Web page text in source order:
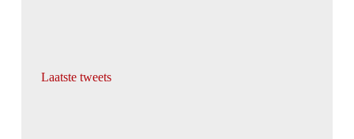
Laatste tweets